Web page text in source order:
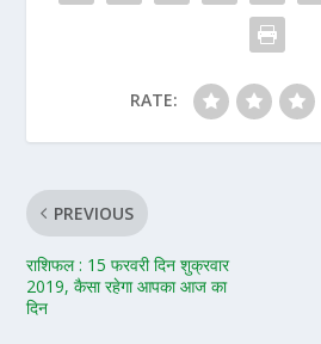
RATE:
PREVIOUS
राशिफल : 15 फरवरी दिन शुक्रवार
2019, कैसा रहेगा आपका आज का
दिन